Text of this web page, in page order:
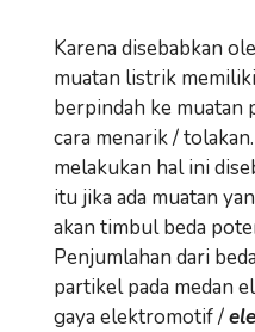
Karena disebabkan
muatan listrik
berpindah ke muatan
cara menarik /
melakukan hal ini
itu jika ada muatan
akan timbul beda
Penjumlahan dari
partikel pada medan
gaya elektromotif /